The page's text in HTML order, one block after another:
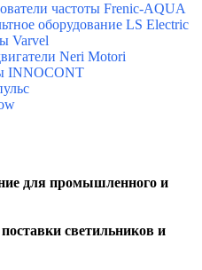
частоты Frenic-AQUA
оборудование LS Electric
Varvel
Neri Motori
INNOCONT
для промышленного и
светильников и